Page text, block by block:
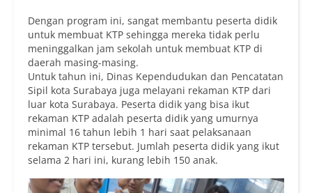
Dengan program ini, sangat membantu peserta didik
untuk membuat KTP sehingga mereka tidak perlu
meninggalkan jam sekolah untuk membuat KTP di
daerah masing-masing.
Untuk tahun ini, Dinas Kependudukan dan Pencatatan
Sipil kota Surabaya juga melayani rekaman KTP dari
luar kota Surabaya. Peserta didik yang bisa ikut
rekaman KTP adalah peserta didik yang umurnya
minimal 16 tahun lebih 1 hari saat pelaksanaan
rekaman KTP tersebut. Jumlah peserta didik yang ikut
selama 2 hari ini, kurang lebih 150 anak.